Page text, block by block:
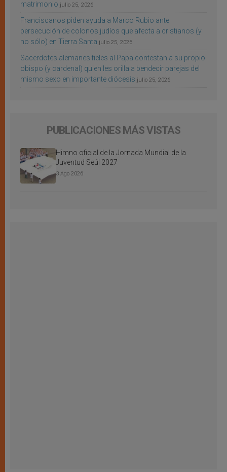
matrimonio julio 25, 2026
Franciscanos piden ayuda a Marco Rubio ante
persecución de colonos judíos que afecta a cristianos (y
no sólo) en Tierra Santa julio 25, 2026
Sacerdotes alemanes fieles al Papa contestan a su propio
obispo (y cardenal) quien les orilla a bendecir parejas del
mismo sexo en importante diócesis julio 25, 2026
PUBLICACIONES MÁS VISTAS
Himno oficial de la Jornada Mundial de la
Juventud Seúl 2027
3 Ago 2026